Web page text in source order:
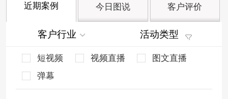
近期案例 今日图说 客户评价
客户行业 活动类型
短视频 视频直播
图文直播
弹幕